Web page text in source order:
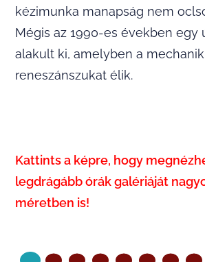
kézimunka manapság nem
Mégis az 1990-es években egy
alakult ki, amelyben a
reneszánszukat élik.
Kattints a képre, hogy
legdrágább órák galériáját
méretben is!